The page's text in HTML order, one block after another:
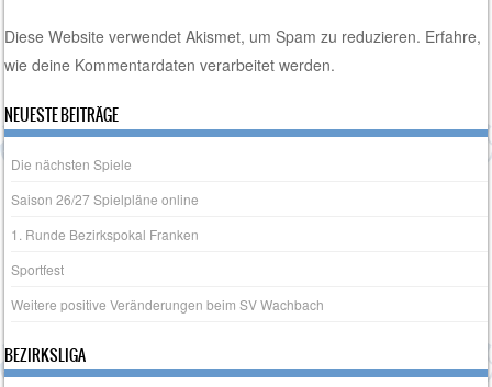
Diese Website verwendet Akismet, um Spam zu reduzieren. Erfahre,
wie deine Kommentardaten verarbeitet werden.
NEUESTE BEITRÄGE
Die nächsten Spiele
Saison 26/27 Spielpläne online
1. Runde Bezirkspokal Franken
Sportfest
Weitere positive Veränderungen beim SV Wachbach
BEZIRKSLIGA